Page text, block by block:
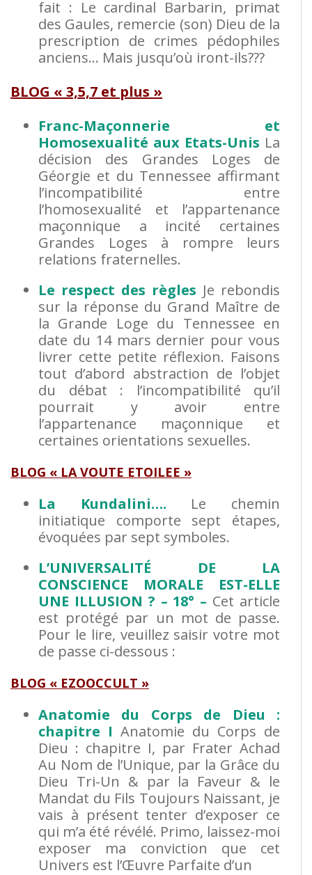
fait : Le cardinal Barbarin, primat
des Gaules, remercie (son) Dieu de la
prescription de crimes pédophiles
anciens… Mais jusqu’où iront-ils???
BLOG « 3,5,7 et plus »
Franc-Maçonnerie et
Homosexualité aux Etats-Unis La
décision des Grandes Loges de
Géorgie et du Tennessee affirmant
l’incompatibilité entre
l’homosexualité et l’appartenance
maçonnique a incité certaines
Grandes Loges à rompre leurs
relations fraternelles.
Le respect des règles Je rebondis
sur la réponse du Grand Maître de
la Grande Loge du Tennessee en
date du 14 mars dernier pour vous
livrer cette petite réflexion. Faisons
tout d’abord abstraction de l’objet
du débat : l’incompatibilité qu’il
pourrait y avoir entre
l’appartenance maçonnique et
certaines orientations sexuelles.
BLOG « LA VOUTE ETOILEE »
La Kundalini….
Le chemin
initiatique comporte sept étapes,
évoquées par sept symboles.
L’UNIVERSALITÉ DE LA
CONSCIENCE MORALE EST-ELLE
UNE ILLUSION ? – 18° – Cet article
est protégé par un mot de passe.
Pour le lire, veuillez saisir votre mot
de passe ci-dessous :
BLOG « EZOOCCULT »
Anatomie du Corps de Dieu :
chapitre I Anatomie du Corps de
Dieu : chapitre I, par Frater Achad
Au Nom de l’Unique, par la Grâce du
Dieu Tri-Un & par la Faveur & le
Mandat du Fils Toujours Naissant, je
vais à présent tenter d’exposer ce
qui m’a été révélé. Primo, laissez-moi
exposer ma conviction que cet
Univers est l’Œuvre Parfaite d’un